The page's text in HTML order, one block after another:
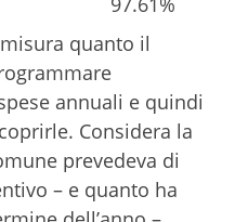
quanto il
annuali e quindi
Considera la
prevedeva di
– e quanto ha